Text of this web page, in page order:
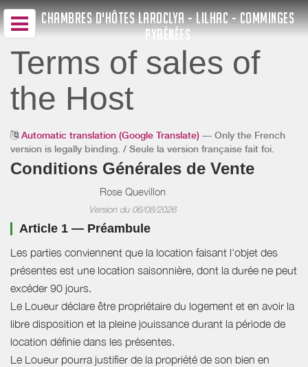
CHAMBRES D'HÔTES LAROCLYA - LILHAC - COMMINGES
PYRÉNÉES
Terms of sales of
the Host
Automatic translation (Google Translate) — Only the French
version is legally binding. / Seule la version française fait foi.
Conditions Générales de Vente
Rose Quevillon
Version du 06/08/2026
Article 1 — Préambule
Les parties conviennent que la location faisant l'objet des
présentes est une location saisonnière, dont la durée ne peut
excéder 90 jours.
Le Loueur déclare être propriétaire du logement et en avoir la
libre disposition et la pleine jouissance durant la période de
location définie dans les présentes.
Le Loueur pourra justifier de la propriété de son bien en